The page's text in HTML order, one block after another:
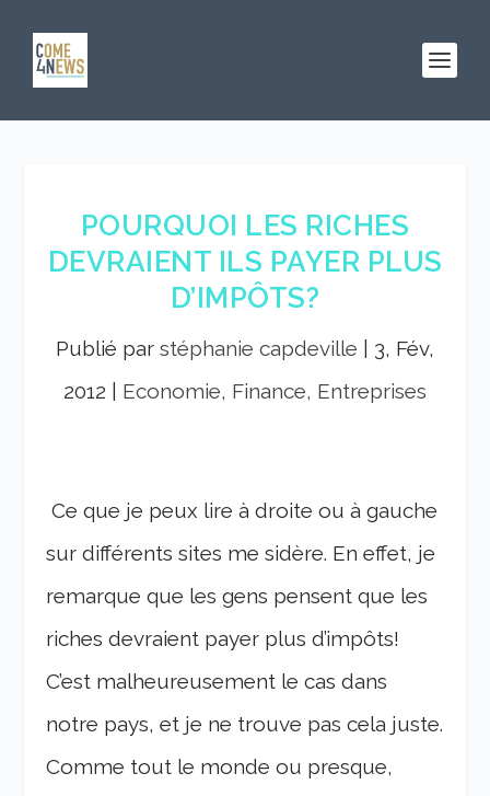
POURQUOI LES RICHES
DEVRAIENT ILS PAYER PLUS
D’IMPÔTS?
Publié par stéphanie capdeville
3, Fév,
2012
Economie, Finance, Entreprises
Ce que je peux lire à droite ou à gauche
sur différents sites me sidère. En effet, je
remarque que les gens pensent que les
riches devraient payer plus d’impôts!
C’est malheureusement le cas dans
notre pays, et je ne trouve pas cela juste.
Comme tout le monde ou presque,